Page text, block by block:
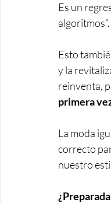
Es un
algoritmos”.
Esto
y la
reinventa,
primera
La moda
correcto
nuestro